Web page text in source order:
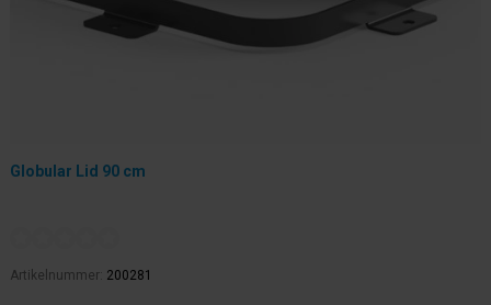
Globular Lid 90 cm
Artikelnummer: 200281